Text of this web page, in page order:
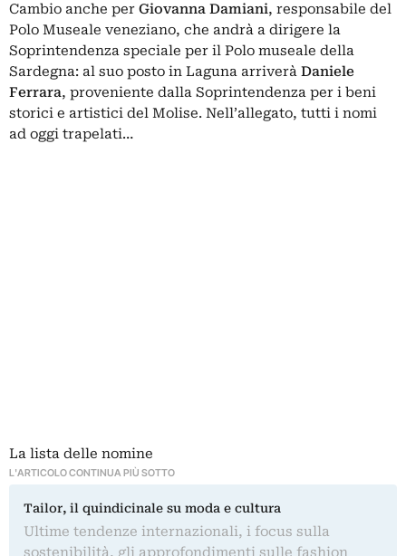
Cambio anche per Giovanna Damiani, responsabile del
Polo Museale veneziano, che andrà a dirigere la
Soprintendenza speciale per il Polo museale della
Sardegna: al suo posto in Laguna arriverà Daniele
Ferrara, proveniente dalla Soprintendenza per i beni
storici e artistici del Molise. Nell’allegato, tutti i nomi
ad oggi trapelati…
La lista delle nomine
L'ARTICOLO CONTINUA PIÙ SOTTO
Tailor, il quindicinale su moda e cultura
Ultime tendenze internazionali, i focus sulla
sostenibilità, gli approfondimenti sulle fashion